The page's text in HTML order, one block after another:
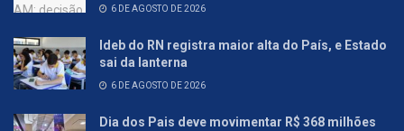
6 DE AGOSTO DE 2026
Ideb do RN registra maior alta do País, e Estado
sai da lanterna
6 DE AGOSTO DE 2026
Dia dos Pais deve movimentar R$ 368 milhões